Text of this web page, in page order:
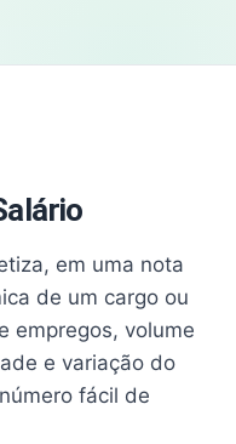
em uma nota
de um cargo ou
empregos, volume
e variação do
fácil de